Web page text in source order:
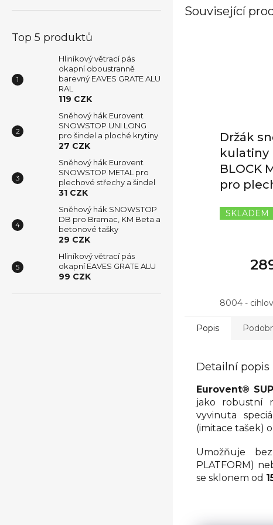
Top 5 produktů
Hliníkový větrací pás
okapní oboustranně
barevný EAVES GRATE ALU
RAL
119 CZK
Sněhový hák Eurovent
SNOWSTOP UNI LONG
pro šindel a ploché krytiny
27 CZK
Sněhový hák Eurovent
SNOWSTOP METAL pro
plechové střechy a šindel
31 CZK
Sněhový hák SNOWSTOP
DB pro Bramac, KM Beta a
betonové tašky
29 CZK
Hliníkový větrací pás
okapní EAVES GRATE ALU
99 CZK
Související
Držák
kulatiny
BLOCK
pro
SKLADEM
8004 -
Popis
Detailní
Eurovent®
jako robustní
vyvinuta
(imitace tašek)
Umožňuje
PLATFORM)
se sklonem od